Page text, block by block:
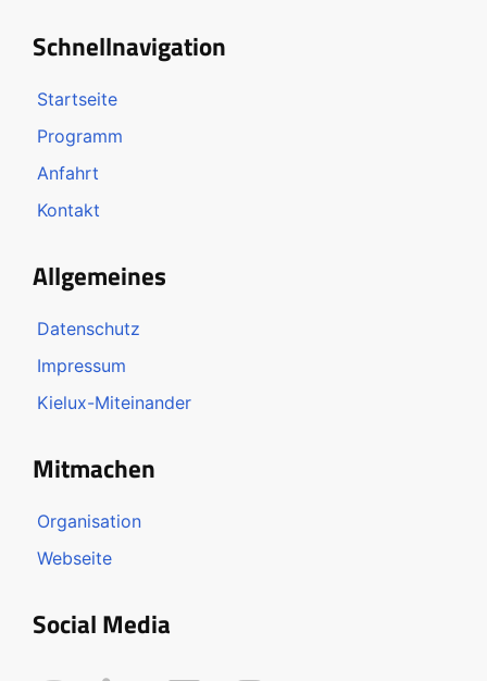
Schnellnavigation
Startseite
Programm
Anfahrt
Kontakt
Allgemeines
Datenschutz
Impressum
Kielux-Miteinander
Mitmachen
Organisation
Webseite
Social Media